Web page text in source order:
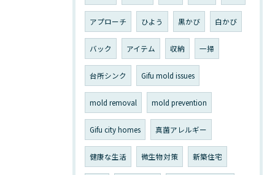
アプローチ ひよう 黒かび 白かび
バック アイテム 収納 一掃
台所シンク Gifu mold issues
mold removal mold prevention
Gifu city homes 真菌アレルギー
健康な生活 微生物対策 新築住宅